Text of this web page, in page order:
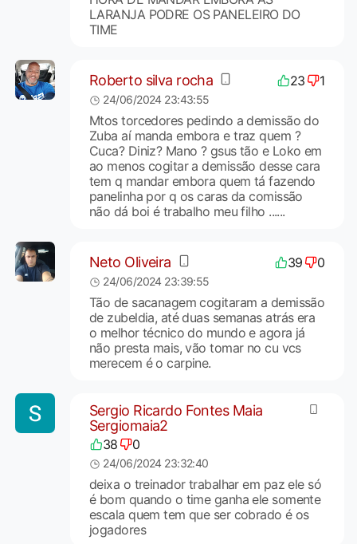
LARANJA PODRE OS PANELEIRO DO
TIME
Roberto silva rocha 23 1
24/06/2024 23:43:55
Mtos torcedores pedindo a demissão do
Zuba aí manda embora e traz quem ?
Cuca? Diniz? Mano ? gsus tão e Loko em
ao menos cogitar a demissão desse cara
tem q mandar embora quem tá fazendo
panelinha por q os caras da comissão
não dá boi é trabalho meu filho ......
Neto Oliveira 39 0
24/06/2024 23:39:55
Tão de sacanagem cogitaram a demissão
de zubeldia, até duas semanas atrás era
o melhor técnico do mundo e agora já
não presta mais, vão tomar no cu vcs
merecem é o carpine.
Sergio Ricardo Fontes Maia
Sergiomaia2
38 0
24/06/2024 23:32:40
deixa o treinador trabalhar em paz ele só
é bom quando o time ganha ele somente
escala quem tem que ser cobrado é os
jogadores